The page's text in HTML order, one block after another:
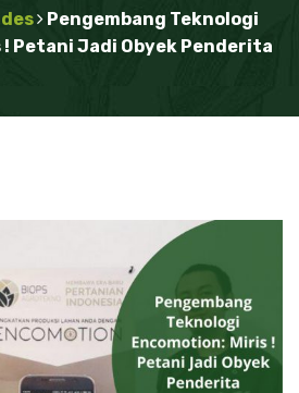
Pengembang Teknologi
Petani Jadi Obyek Penderita